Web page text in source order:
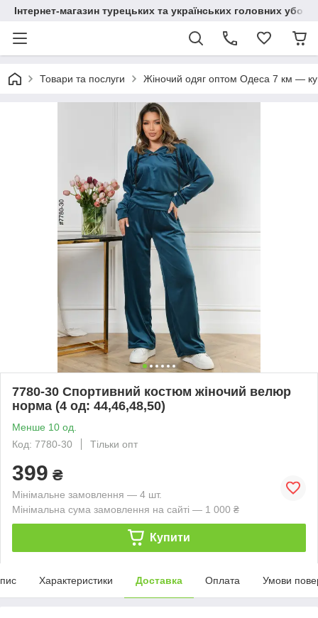
Інтернет-магазин турецьких та українських головних
Товари та послуги Жіночий одяг оптом Одеса 7 км —
7780-30 Спортивний костюм жіночий велюр
норма (4 од: 44,46,48,50)
Менше 10 од.
Код: 7780-30
Тільки опт
399 ₴
Мінімальне замовлення — 4 шт.
Мінімальна сума замовлення на сайті — 1 000 ₴
Купити
Характеристики Доставка Оплата Умови